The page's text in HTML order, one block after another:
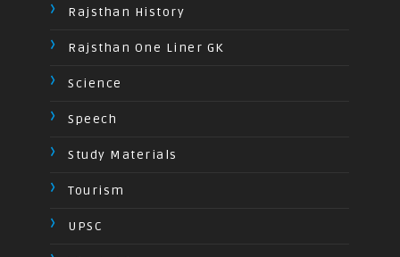
Rajsthan History
Rajsthan One Liner GK
Science
Speech
Study Materials
Tourism
UPSC